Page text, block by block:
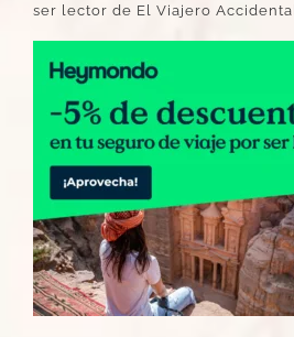
ser lector de El Viajero